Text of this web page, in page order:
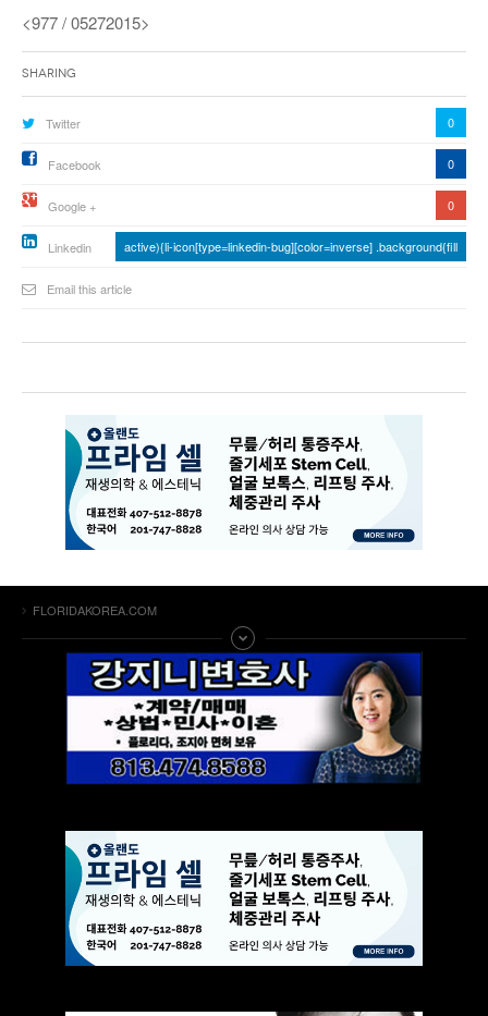
<977 / 05272015>
Sharing
Twitter 0
Facebook 0
Google + 0
Linkedin active){li-icon[type=linkedin-bug][color=inverse] .background{fill
Email this article
FLORIDAKOREA.COM